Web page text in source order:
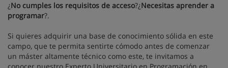
¿No cumples los requisitos de acceso?¿Necesitas aprender a
programar?.
Si quieres adquirir una base de conocimiento sólida en este
campo, que te permita sentirte cómodo antes de comenzar
un máster altamente técnico como este, te invitamos a